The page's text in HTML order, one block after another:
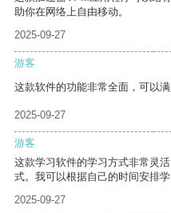
助你在网络上自由移动。
2025-09-27
游客
这款软件的功能非常全面，可以满
2025-09-27
游客
这款学习软件的学习方式非常灵
式。我可以根据自己的时间安排学
2025-09-27